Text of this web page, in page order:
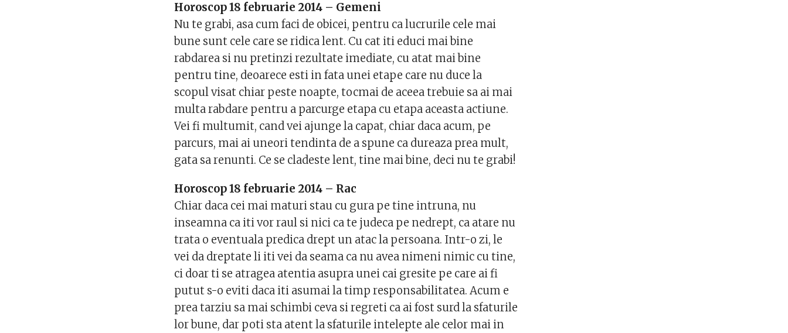
Horoscop 18 februarie 2014 – Gemeni
Nu te grabi, asa cum faci de obicei, pentru ca lucrurile cele mai
bune sunt cele care se ridica lent. Cu cat iti educi mai bine
rabdarea si nu pretinzi rezultate imediate, cu atat mai bine
pentru tine, deoarece esti in fata unei etape care nu duce la
scopul visat chiar peste noapte, tocmai de aceea trebuie sa ai mai
multa rabdare pentru a parcurge etapa cu etapa aceasta actiune.
Vei fi multumit, cand vei ajunge la capat, chiar daca acum, pe
parcurs, mai ai uneori tendinta de a spune ca dureaza prea mult,
gata sa renunti. Ce se cladeste lent, tine mai bine, deci nu te grabi!
Horoscop 18 februarie 2014 – Rac
Chiar daca cei mai maturi stau cu gura pe tine intruna, nu
inseamna ca iti vor raul si nici ca te judeca pe nedrept, ca atare nu
trata o eventuala predica drept un atac la persoana. Intr-o zi, le
vei da dreptate li iti vei da seama ca nu avea nimeni nimic cu tine,
ci doar ti se atragea atentia asupra unei cai gresite pe care ai fi
putut s-o eviti daca iti asumai la timp responsabilitatea. Acum e
prea tarziu sa mai schimbi ceva si regreti ca ai fost surd la sfaturile
lor bune, dar poti sta atent la sfaturile intelepte ale celor mai in